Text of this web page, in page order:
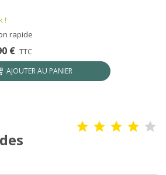
!
rapide
€ TTC
AJOUTER AU PANIER